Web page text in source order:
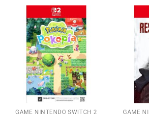
GAME NINTENDO SWITCH 2 GAME